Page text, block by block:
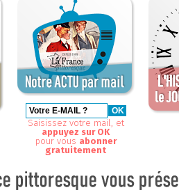
Saisissez votre mail, et
appuyez sur OK
pour vous abonner
gratuitement